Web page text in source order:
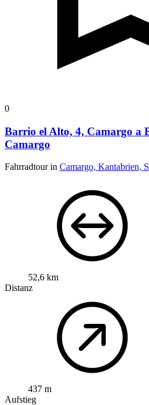
0
Barrio el Alto, 4, Camargo a
Camargo
Fahrradtour in Camargo, Kantabrien,
52,6 km
Distanz
437 m
Aufstieg